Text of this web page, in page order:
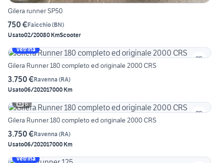
Gilera runner SP50
750 €Faicchio(BN)
Usato02/20080 KmScooter
Vetrina
Gilera Runner 180 completo ed originale 2000 CRS
3.750 €Ravenna (RA)
Usato06/202017000 Km
6
Gilera Runner 180 completo ed originale 2000 CRS
3.750 €Ravenna (RA)
Usato06/202017000 Km
Vetrina